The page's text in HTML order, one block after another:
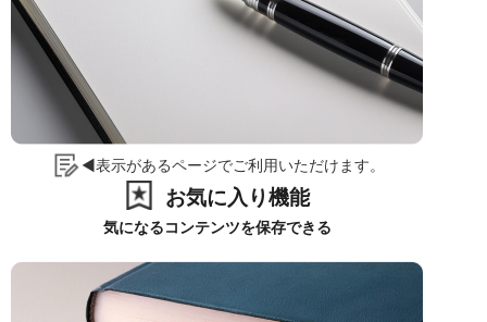
◀表示があるページでご利用いただけます。
お気に入り機能
気になるコンテンツを保存できる